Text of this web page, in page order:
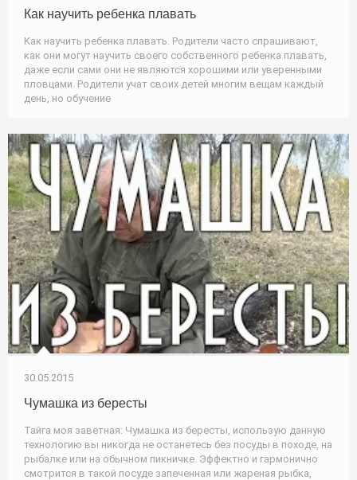
Как научить ребенка плавать
Как научить ребенка плавать. Родители часто спрашивают,
как они могут научить своего собственного ребенка плавать,
даже если сами они не являются хорошими или уверенными
пловцами. Родители учат своих детей многим вещам каждый
день, но обучение
30.05.2015
Чумашка из бересты
Тайга моя заветная: Чумашка из бересты, использую данную
технологию вы никогда не останетесь без посуды в походе, на
рыбалке или на обычном пикничке. Эффектно и гармонично
смотрится в такой посуде запеченная или жареная рыбка,